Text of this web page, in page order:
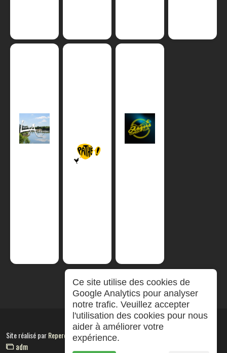
Site réalisé parRepereCom
adm
Ce site utilise des cookies de
Google Analytics pour analyser
notre trafic. Veuillez accepter
l'utilisation des cookies pour nous
aider à améliorer votre
expérience.